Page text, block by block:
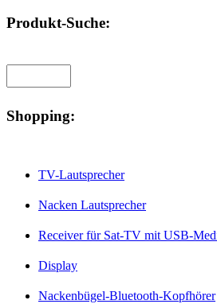
Produkt-Suche:
Shopping:
TV-Lautsprecher
Nacken Lautsprecher
Receiver für Sat-TV mit USB-
Display
Nackenbügel-Bluetooth-Kopfhörer